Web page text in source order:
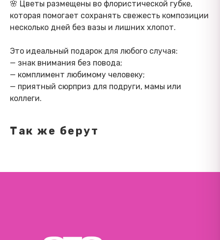
🌸 Цветы размещены во флористической губке,
которая помогает сохранять свежесть композиции
несколько дней без вазы и лишних хлопот.
Это идеальный подарок для любого случая:
— знак внимания без повода;
— комплимент любимому человеку;
— приятный сюрприз для подруги, мамы или
коллеги.
Так же берут